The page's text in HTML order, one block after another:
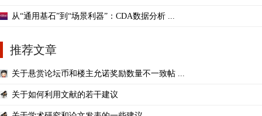
从“通用基石”到“场景利器”：CDA数据分析 ...
推荐文章
关于悬赏论坛币和楼主允诺奖励数量不一致帖 ...
关于如何利用文献的若干建议